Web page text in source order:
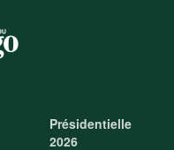
Présidentielle
2026